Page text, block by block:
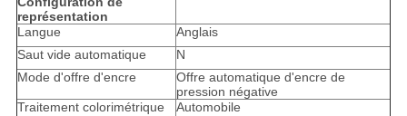
représentation
Langue
Anglais
Saut vide automatique
N
Mode d'offre d'encre
Offre automatique d'encre de
pression négative
Traitement colorimétrique
Automobile